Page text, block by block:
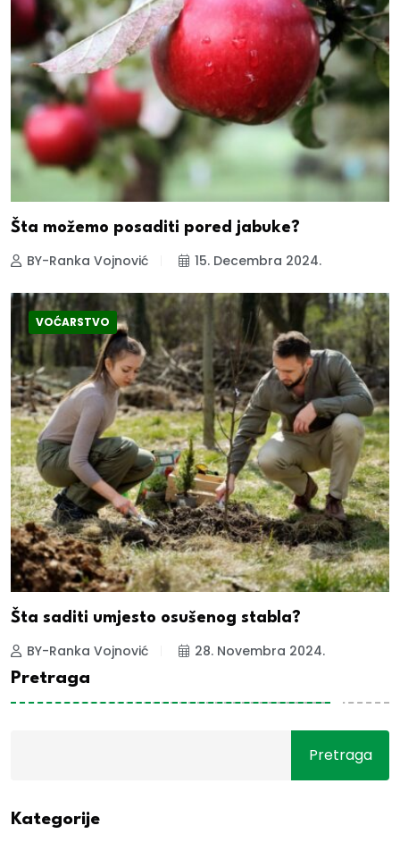
Šta možemo posaditi pored jabuke?
BY-Ranka Vojnović 15. Decembra 2024.
VOĆARSTVO
Šta saditi umjesto osušenog stabla?
BY-Ranka Vojnović
28. Novembra 2024.
Pretraga
Pretraga
Kategorije